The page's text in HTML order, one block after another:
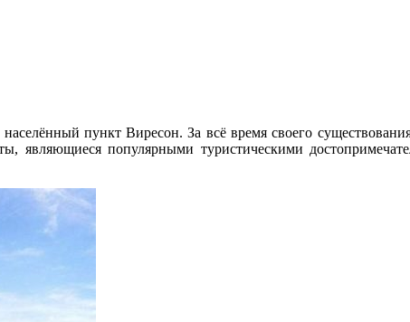
пункт Виресон. За всё время своего
являющиеся популярными туристическими